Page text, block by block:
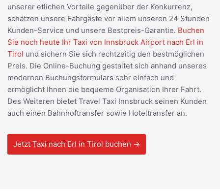
unserer etlichen Vorteile gegenüber der Konkurrenz,
schätzen unsere Fahrgäste vor allem unseren 24 Stunden
Kunden-Service und unsere Bestpreis-Garantie. Buchen
Sie noch heute Ihr Taxi von Innsbruck Airport nach Erl in
Tirol und sichern Sie sich rechtzeitig den bestmöglichen
Preis. Die Online-Buchung gestaltet sich anhand unseres
modernen Buchungsformulars sehr einfach und
ermöglicht Ihnen die bequeme Organisation Ihrer Fahrt.
Des Weiteren bietet Travel Taxi Innsbruck seinen Kunden
auch einen Bahnhoftransfer sowie Hoteltransfer an.
Jetzt Taxi nach Erl in Tirol buchen →